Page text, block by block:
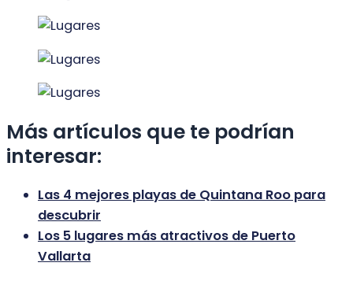
Más artículos que te podrían
interesar:
Las 4 mejores playas de Quintana Roo para
descubrir
Los 5 lugares más atractivos de Puerto
Vallarta